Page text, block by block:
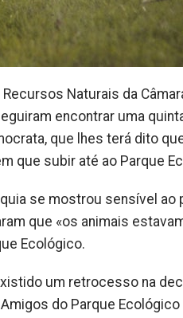
Naturais da
encontrar uma
que lhes terá dito
que subir até ao Parque
se mostrou sensível ao
que «os animais
Ecológico.
um retrocesso na
do Parque Ecológico